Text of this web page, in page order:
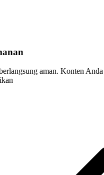
aman. Konten